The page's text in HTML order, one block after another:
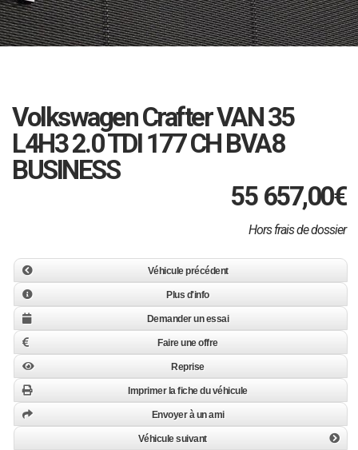
Volkswagen Crafter VAN 35
L4H3 2.0 TDI 177 CH BVA8
BUSINESS
55 657,00€
Hors frais de dossier
Véhicule précédent
Plus d'info
Demander un essai
Faire une offre
Reprise
Imprimer la fiche du véhicule
Envoyer à un ami
Véhicule suivant